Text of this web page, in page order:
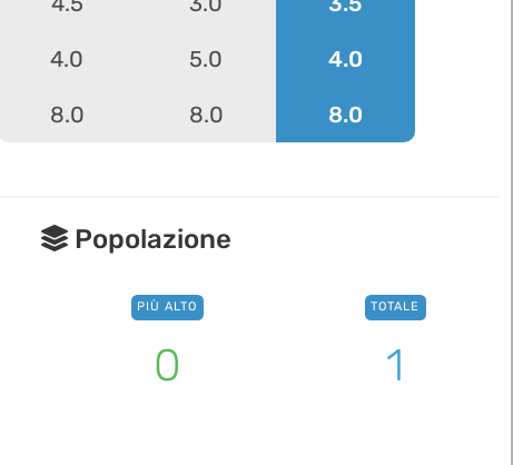
4.0 5.0 4.0
8.0 8.0 8.0
Popolazione
PIÙ ALTO
0
TOTALE
1